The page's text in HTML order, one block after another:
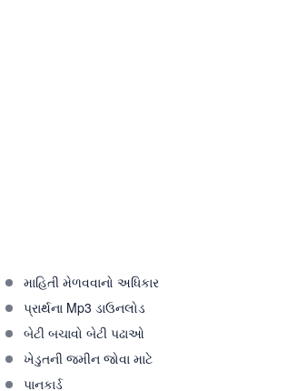
માહિતી મેળવવાનો અધિકાર
પ્રાર્થના Mp3 ડાઉનલોડ
બેટી બચાવો બેટી પઢાઓ
ખેડુતની જમીન જોવા માટે
પાનકાર્ડ